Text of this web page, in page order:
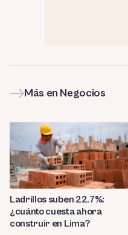
Más en Negocios
Ladrillos suben 22.7%:
¿cuánto cuesta ahora
construir en Lima?